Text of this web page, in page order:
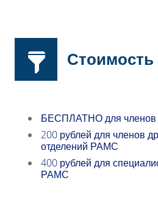
Стоимость
БЕСПЛАТНО для
200 рублей для членов
отделений РАМС
400 рублей для
РАМС